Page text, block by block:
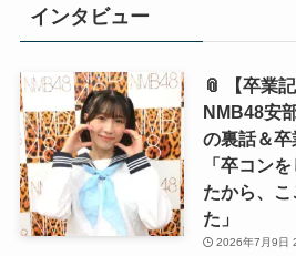
インタビュー
📎 【卒業
NMB48安
の裏話＆
「卒コン
たから、
た」
2026年7月9日